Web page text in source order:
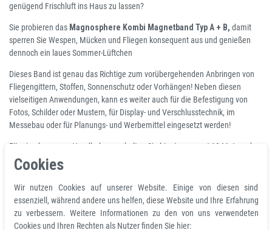
genügend Frischluft ins Haus zu lassen?
Sie probieren das Magnosphere Kombi Magnetband Typ A + B, damit
sperren Sie Wespen, Mücken und Fliegen konsequent aus und genießen
dennoch ein laues Sommer-Lüftchen
Dieses Band ist genau das Richtige zum vorübergehenden Anbringen von
Fliegengittern, Stoffen, Sonnenschutz oder Vorhängen! Neben diesen
vielseitigen Anwendungen, kann es weiter auch für die Befestigung von
Fotos, Schilder oder Mustern, für Display- und Verschlusstechnik, im
Messebau oder für Planungs- und Werbemittel eingesetzt werden!
Für eine bequeme Handhabung erhalten Sie hier insgesamt 10 Meter oder
20 Meter Magnetklebeband, dass in Typ A und Typ B mit jeweils 5 Meter
oder 10 Meter - Länge geliefert wird - ausreichend für normale Türen oder
Fenster und leicht mittels Schere auf die gewünschte Länge kürzbar!
Produkteigenschaften und technische Daten
Cookies
Wir nutzen Cookies auf unserer Website. Einige von diesen sind
essenziell, während andere uns helfen, diese Website und Ihre Erfahrung
zu verbessern. Weitere Informationen zu den von uns verwendeten
Cookies und Ihren Rechten als Nutzer finden Sie hier: